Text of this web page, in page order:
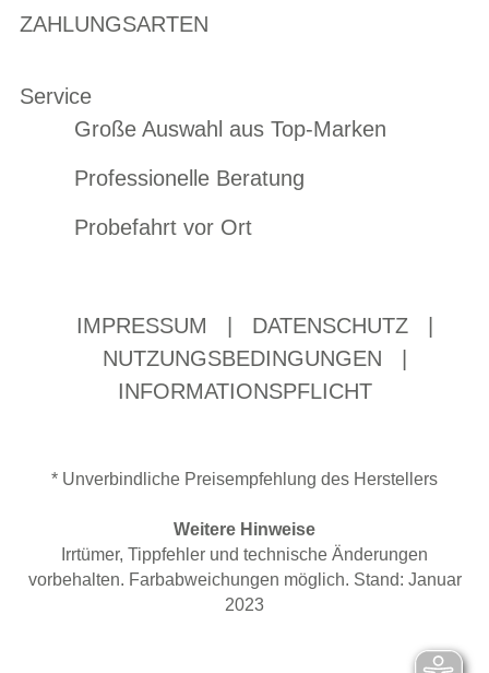
ZAHLUNGSARTEN
Service
Große Auswahl aus Top-Marken
Professionelle Beratung
Probefahrt vor Ort
IMPRESSUM DATENSCHUTZ
NUTZUNGSBEDINGUNGEN
INFORMATIONSPFLICHT
* Unverbindliche Preisempfehlung des Herstellers
Weitere Hinweise
Irrtümer, Tippfehler und technische Änderungen
vorbehalten. Farbabweichungen möglich. Stand: Januar
2023